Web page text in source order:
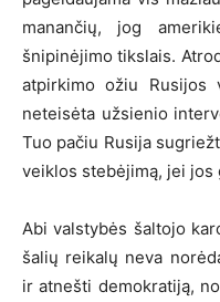
manančių, jog
šnipinėjimo tikslais.
atpirkimo ožiu Rusijos
neteisėta užsienio
Tuo pačiu Rusija
veiklos stebėjimą, jei jos
Abi valstybės šaltojo
šalių reikalų neva
ir atnešti demokratiją,